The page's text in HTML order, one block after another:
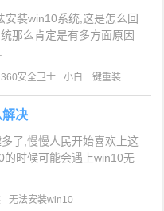
安装win10系统,这是怎么回
那么肯定是有多方面原因
360安全卫士
小白一键重装
决
了,慢慢人民开始喜欢上这
时候可能会遇上win10无
无法安装win10